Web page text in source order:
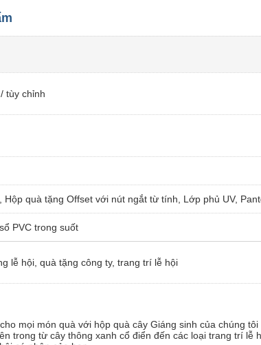
tùy chỉnh
Hộp quà tặng Offset với nút ngắt từ tính, Lớp phủ UV,
PVC trong suốt
lễ hội, quà tặng công ty, trang trí lễ hội
mọi món quà với hộp quà cây Giáng sinh của chúng
trong từ cây thông xanh cổ điển đến các loại trang trí